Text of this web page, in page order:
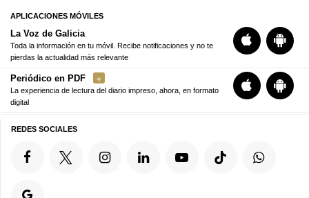
APLICACIONES MÓVILES
La Voz de Galicia
Toda la información en tu móvil. Recibe notificaciones y no te
pierdas la actualidad más relevante
Periódico en PDF
La experiencia de lectura del diario impreso, ahora, en formato
digital
REDES SOCIALES